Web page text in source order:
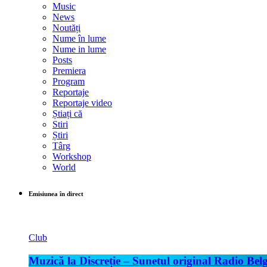
Music
News
Noutăți
Nume în lume
Nume in lume
Posts
Premiera
Program
Reportaje
Reportaje video
Știați că
Stiri
Știri
Târg
Workshop
World
Emisiunea în direct
Club
Muzică la Discreție – Sunetul original Radio